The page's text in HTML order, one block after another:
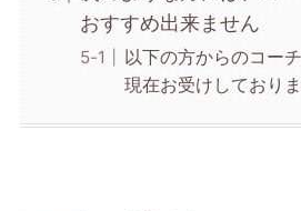
おすすめ出来ません
以下の方からのコー
現在お受けしており